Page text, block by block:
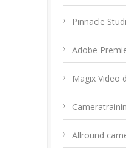
Pinnacle
Adobe
Magix Video
Allround